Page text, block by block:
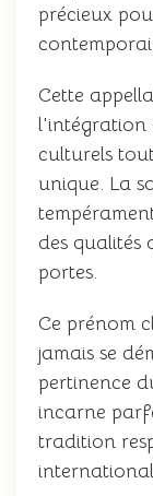
précieux
Cette
l'intégration
culturels
unique. La
des qualités
portes.
Ce prénom
jamais se
pertinence
incarne
tradition